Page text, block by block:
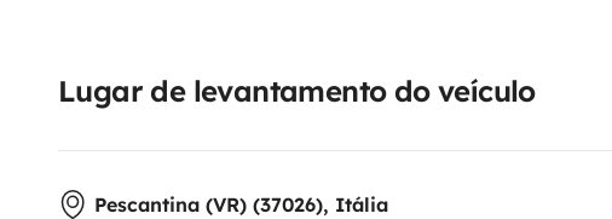
Lugar de levantamento do veículo
Pescantina (VR) (37026), Itália